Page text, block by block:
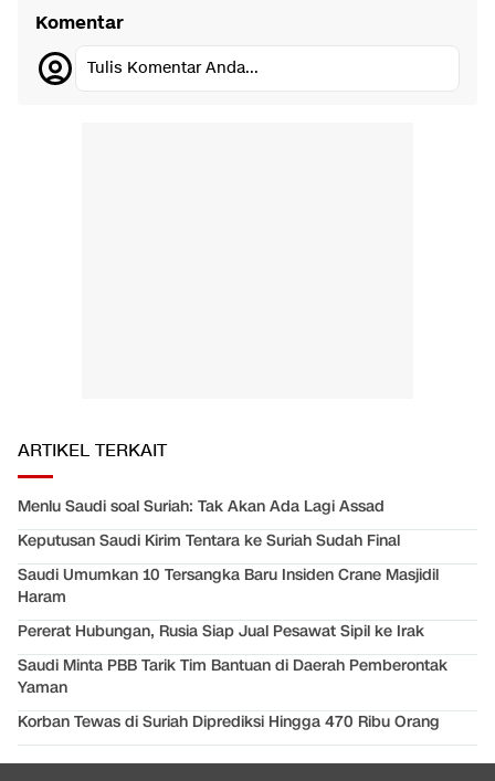
Komentar
Tulis Komentar Anda...
ARTIKEL TERKAIT
Menlu Saudi soal Suriah: Tak Akan Ada Lagi Assad
Keputusan Saudi Kirim Tentara ke Suriah Sudah Final
Saudi Umumkan 10 Tersangka Baru Insiden Crane Masjidil
Haram
Pererat Hubungan, Rusia Siap Jual Pesawat Sipil ke Irak
Saudi Minta PBB Tarik Tim Bantuan di Daerah Pemberontak
Yaman
Korban Tewas di Suriah Diprediksi Hingga 470 Ribu Orang